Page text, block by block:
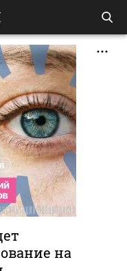
на